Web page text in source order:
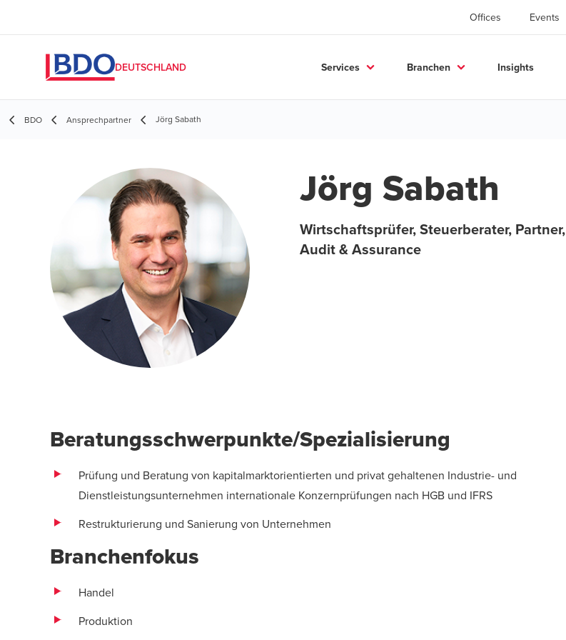
Offices Events
DEUTSCHLAND Services Branchen Insights
BDO Ansprechpartner Jörg Sabath
Jörg Sabath
Wirtschaftsprüfer, Steuerberater, Partner,
Audit & Assurance
Beratungsschwerpunkte/Spezialisierung
Prüfung und Beratung von kapitalmarktorientierten und privat gehaltenen Industrie- und
Dienstleistungsunternehmen internationale Konzernprüfungen nach HGB und IFRS
Restrukturierung und Sanierung von Unternehmen
Branchenfokus
Handel
Produktion